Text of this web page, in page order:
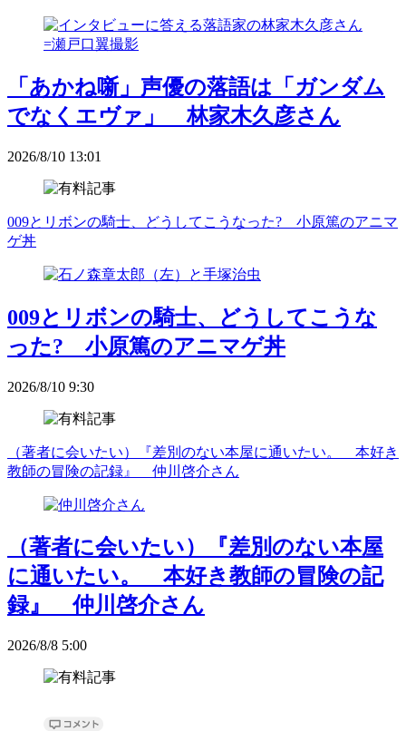
「あかね噺」声優の落語は「ガンダム
でなくエヴァ」 林家木久彦さん
2026/8/10 13:01
009とリボンの騎士、どうしてこうなった? 小原篤のアニマ
ゲ丼
009とリボンの騎士、どうしてこうな
った? 小原篤のアニマゲ丼
2026/8/10 9:30
（著者に会いたい）『差別のない本屋に通いたい。 本好き
教師の冒険の記録』 仲川啓介さん
（著者に会いたい）『差別のない本屋
に通いたい。 本好き教師の冒険の記
録』 仲川啓介さん
2026/8/8 5:00